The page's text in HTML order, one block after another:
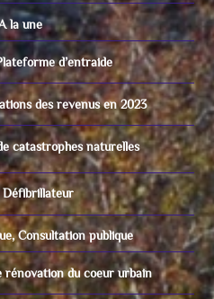
la une
d’entraide
des revenus en 2023
catastrophes naturelles
Consultation publique
rénovation du coeur urbain